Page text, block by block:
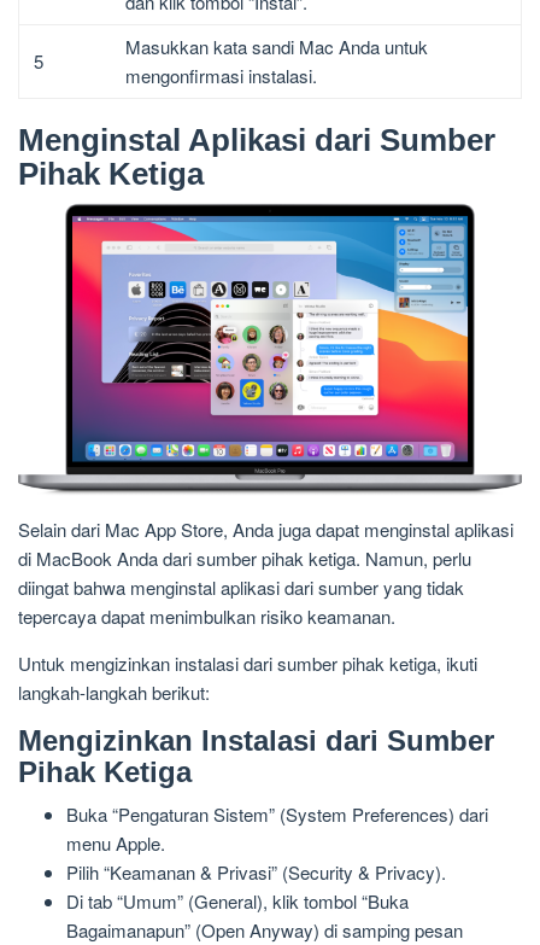
5
Masukkan kata sandi Mac Anda untuk
mengonfirmasi instalasi.
Menginstal Aplikasi dari Sumber
Pihak Ketiga
Selain dari Mac App Store, Anda juga dapat menginstal aplikasi
di MacBook Anda dari sumber pihak ketiga. Namun, perlu
diingat bahwa menginstal aplikasi dari sumber yang tidak
tepercaya dapat menimbulkan risiko keamanan.
Untuk mengizinkan instalasi dari sumber pihak ketiga, ikuti
langkah-langkah berikut:
Mengizinkan Instalasi dari Sumber
Pihak Ketiga
Buka “Pengaturan Sistem” (System Preferences) dari
menu Apple.
Pilih “Keamanan & Privasi” (Security & Privacy).
Di tab “Umum” (General), klik tombol “Buka
Bagaimanapun” (Open Anyway) di samping pesan